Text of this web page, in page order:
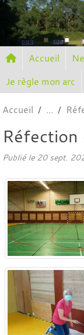
Accueil
Je règle mon arc
Accueil
Publié le 20 sept.
Panneau de